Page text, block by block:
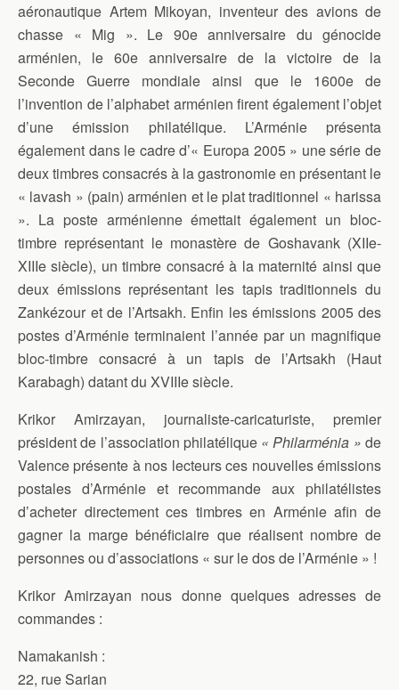
aéronautique Artem Mikoyan, inventeur des avions de
chasse « Mig ». Le 90e anniversaire du génocide
arménien, le 60e anniversaire de la victoire de la
Seconde Guerre mondiale ainsi que le 1600e de
l’invention de l’alphabet arménien firent également l’objet
d’une émission philatélique. L’Arménie présenta
également dans le cadre d’« Europa 2005 » une série de
deux timbres consacrés à la gastronomie en présentant le
« lavash » (pain) arménien et le plat traditionnel « harissa
». La poste arménienne émettait également un bloc-
timbre représentant le monastère de Goshavank (XIIe-
XIIIe siècle), un timbre consacré à la maternité ainsi que
deux émissions représentant les tapis traditionnels du
Zankézour et de l’Artsakh. Enfin les émissions 2005 des
postes d’Arménie terminaient l’année par un magnifique
bloc-timbre consacré à un tapis de l’Artsakh (Haut
Karabagh) datant du XVIIIe siècle.
Krikor Amirzayan, journaliste-caricaturiste, premier
président de l’association philatélique « Philarménia » de
Valence présente à nos lecteurs ces nouvelles émissions
postales d’Arménie et recommande aux philatélistes
d’acheter directement ces timbres en Arménie afin de
gagner la marge bénéficiaire que réalisent nombre de
personnes ou d’associations « sur le dos de l’Arménie » !
Krikor Amirzayan nous donne quelques adresses de
commandes :
Namakanish :
22, rue Sarian